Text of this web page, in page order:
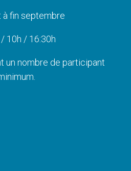
à fin septembre
10h / 16:30h
un nombre de participant